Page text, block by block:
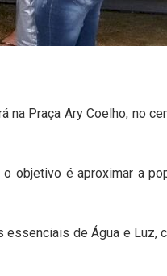
Praça Ary Coelho, no
objetivo é aproximar a
de Água e Luz,